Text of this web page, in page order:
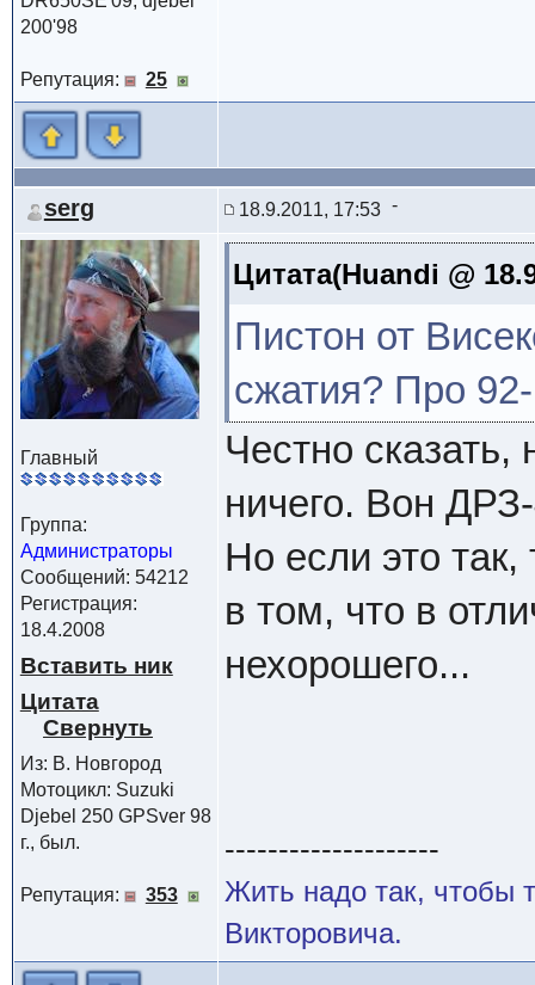
200'98
Репутация: 25
serg 18.9.2011, 17:53
Главный
Группа:
Администраторы
Сообщений: 54212
Регистрация:
18.4.2008
Вставить ник
Цитата
Из: В. Новгород
Мотоцикл: Suzuki
Djebel 250 GPSver 98
г., был.
Репутация: 353
Цитата(Huandi @
Пистон от
сжатия? Про
Честно
ничего. Вон
Но если это
в том, что в
нехорошего...
--------------------
Жить надо так, чтобы
Викторовича.